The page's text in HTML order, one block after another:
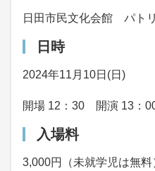
日田市民文化会館 パト
日時
2024年11月10日(日)
開場 12：30 開演 13：
入場料
3,000円（未就学児は無料